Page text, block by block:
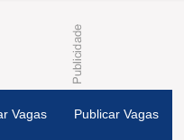
Vagas Publicar Vagas